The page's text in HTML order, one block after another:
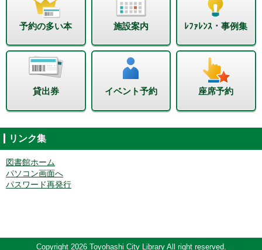
予約の多い本 施設案内 ﾚﾌｧﾚﾝｽ・事例集
貸出券 イベント予約 座席予約
リンク集
図書館ホーム
パソコン画面へ
パスワード再発行
Copyright 2026 Toyohashi City Library All right reserved.